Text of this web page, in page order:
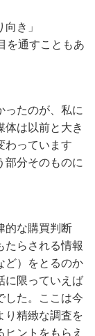
き」
を通すこともあ
ったのが、私に
体は以前と大き
わっています
部分そのものに
的な購買判断
たらされる情報
ど）をとるのか
に限っていえば
した。ここは今
り精緻な調査を
ントをもらえ